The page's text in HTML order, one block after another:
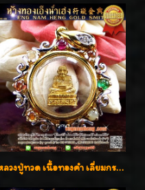
หลวงปู่ทวด เนื้อทองคำ เลี่ยมกรอบทองคำประดับเพชรแท้และพลอยนพเก้า น่ารักมากๆค่ะ